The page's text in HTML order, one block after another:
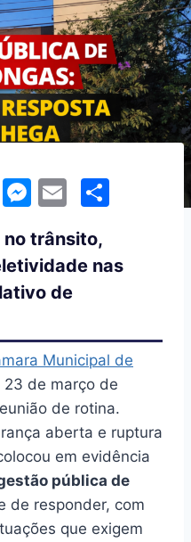
Bl M
s
s
e
n
g
er
E
ai
l
e
no trânsito,
nas
de
Municipal de
23 de março de
de rotina.
aberta e ruptura
em evidência
pública de
de responder, com
que exigem